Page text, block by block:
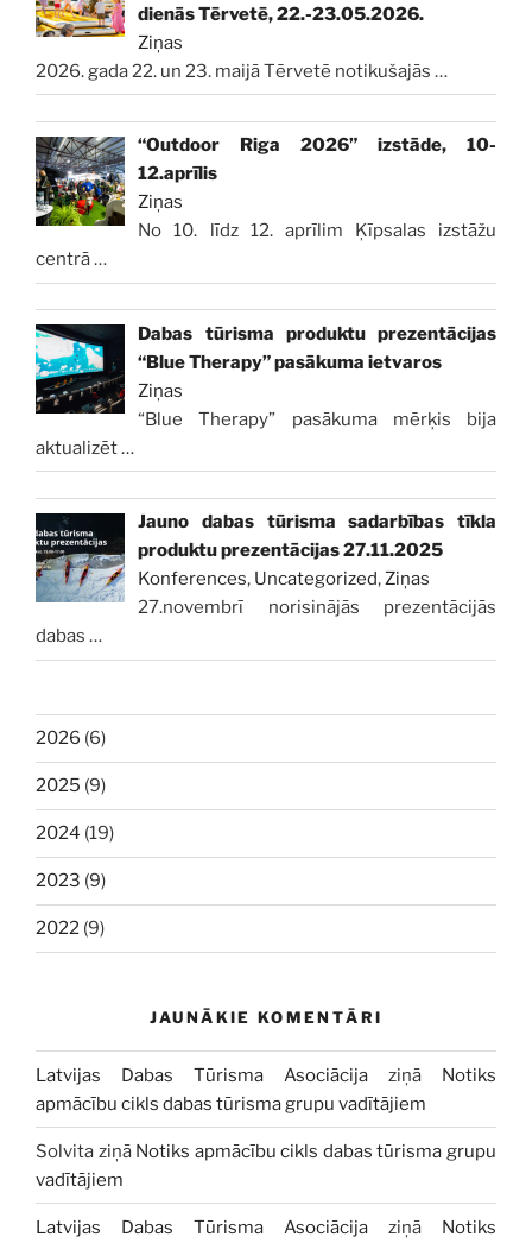
dienās Tērvetē, 22.-23.05.2026.
Ziņas
2026. gada 22. un 23. maijā Tērvetē notikušajās …
“Outdoor Riga 2026” izstāde, 10-
12.aprīlis
Ziņas
No 10. līdz 12. aprīlim Ķīpsalas izstāžu
centrā…
Dabas tūrisma produktu prezentācijas
“Blue Therapy” pasākuma ietvaros
Ziņas
“Blue Therapy” pasākuma mērķis bija
aktualizēt…
Jauno dabas tūrisma sadarbības tīkla
produktu prezentācijas 27.11.2025
Konferences, Uncategorized,Ziņas
27.novembrī norisinājās prezentācijās
dabas …
2026 (6)
2025 (9)
2024 (19)
2023 (9)
2022 (9)
JAUNĀKIE KOMENTĀRI
Latvijas Dabas Tūrisma Asociācija ziņā Notiks
apmācību cikls dabas tūrisma grupu vadītājiem
Solvita ziņā Notiks apmācību cikls dabas tūrisma grupu
vadītājiem
Latvijas Dabas Tūrisma Asociācija ziņā Notiks